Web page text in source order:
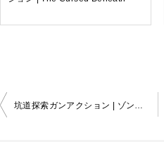
投
稿
坑道探索ガンアクション | ゾンボトロン・リブート